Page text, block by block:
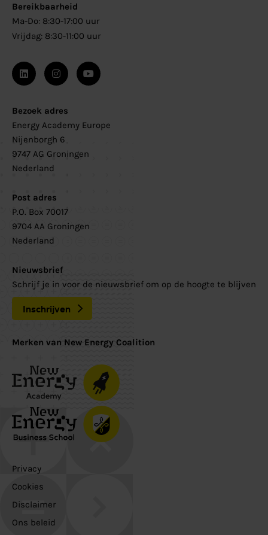
Bereikbaarheid
Ma-Do: 8:30-17:00 uur
Vrijdag: 8:30-11:00 uur
Bezoek adres
Energy Academy Europe
Nijenborgh 6
9747 AG Groningen
Nederland
Post adres
P.O. Box 70017
9704 AA Groningen
Nederland
Nieuwsbrief
Schrijf je in voor de nieuwsbrief om op de hoogte te blijven
Inschrijven
Merken van New Energy Coalition
Privacy
Cookies
Disclaimer
Ons beleid